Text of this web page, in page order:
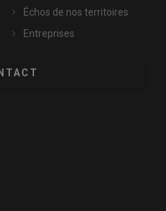
Échos de nos territoires
Entreprises